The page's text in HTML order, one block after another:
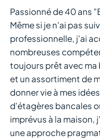
которые верят в свою
Наконец, стоит
Екатеринбурга. Он
постепенно улучшал
выиграть крупную
осуществить свою
автомобиль. Этот
развиваться дальше и
мире азартных игр.
Passionné de 40 ans
Même si je n'ai pas
professionnelle, j'ai
nombreuses
toujours prêt avec
et un assortiment de
donner vie à mes
d'étagères bancales
imprévus à la
une approche